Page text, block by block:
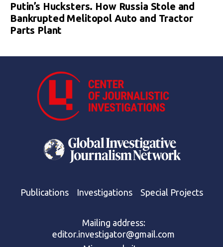
Putin’s Hucksters. How Russia Stole and
Bankrupted Melitopol Auto and Tractor
Parts Plant
Publications Investigations Special Projects
Mailing address:
editor.investigator@gmail.com